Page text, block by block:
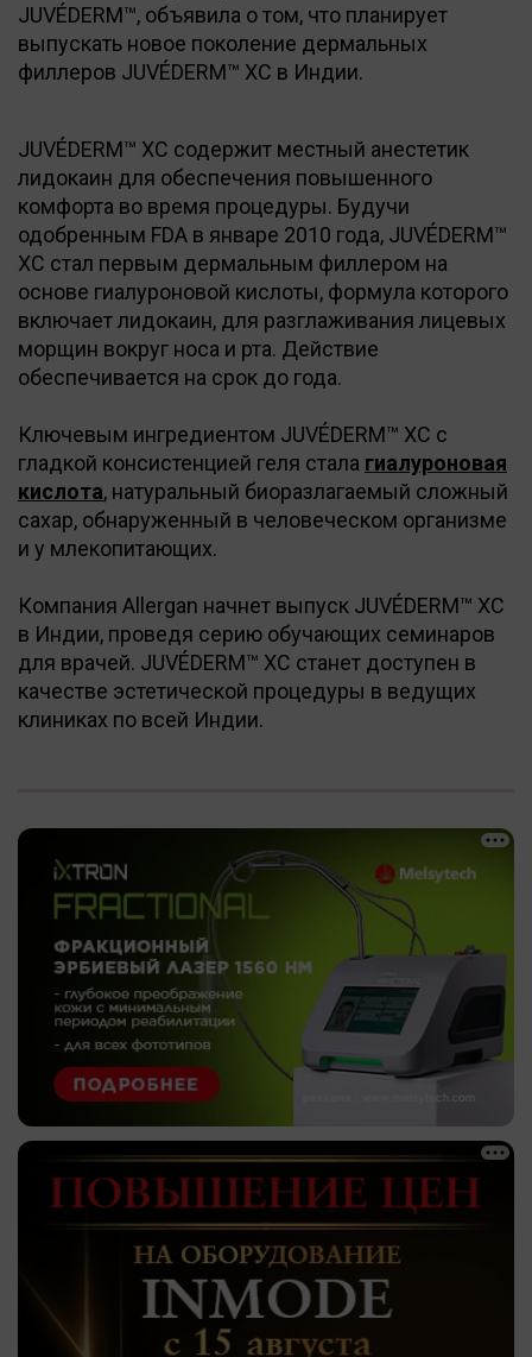
JUVÉDERM™, объявила о том, что планирует
выпускать новое поколение дермальных
филлеров JUVÉDERM™ XC в Индии.
JUVÉDERM™ XC содержит местный анестетик
лидокаин для обеспечения повышенного
комфорта во время процедуры. Будучи
одобренным FDA в январе 2010 года, JUVÉDERM™
XC стал первым дермальным филлером на
основе гиалуроновой кислоты, формула которого
включает лидокаин, для разглаживания лицевых
морщин вокруг носа и рта. Действие
обеспечивается на срок до года.
Ключевым ингредиентом JUVÉDERM™ XC с
гладкой консистенцией геля стала гиалуроновая
кислота, натуральный биоразлагаемый сложный
сахар, обнаруженный в человеческом организме
и у млекопитающих.
Компания Allergan начнет выпуск JUVÉDERM™ XC
в Индии, проведя серию обучающих семинаров
для врачей. JUVÉDERM™ XC станет доступен в
качестве эстетической процедуры в ведущих
клиниках по всей Индии.